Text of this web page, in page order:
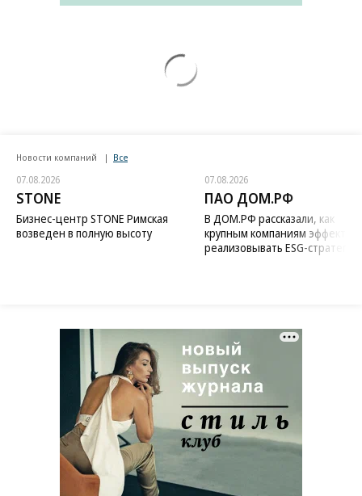
Новости компаний Все
07.08.2026
STONE
Бизнес-центр STONE Римская
возведен в полную высоту
07.08.2026
ПАО ДОМ.РФ
В ДОМ.РФ рассказали, как
крупным компаниям
реализовывать ESG-стратегию